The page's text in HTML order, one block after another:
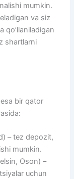
mumkin.
va siz
qo’llaniladigan
shartlarni
bir qator
– tez depozit,
mumkin.
Oson) –
uchun